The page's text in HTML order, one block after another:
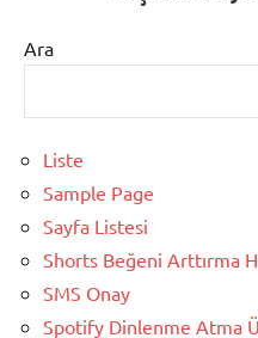
Ara
Liste
Sample Page
Sayfa Listesi
Shorts Beğeni Arttırma
SMS Onay
Spotify Dinlenme Atma